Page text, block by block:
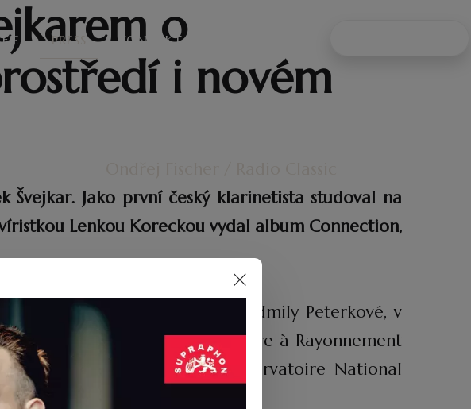
PRESS KONTAKT
o
i novém
Jako první český klarinetista studoval na
Lenkou Koreckou vydal album Connection,
ve třídách Milana Poláka a Ludmily Peterkové, v
absolvoval na Conservatoire à Rayonnement
na vysokou školu Conservatoire National